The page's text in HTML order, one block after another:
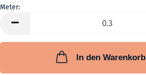
Meter:
In den Warenkorb